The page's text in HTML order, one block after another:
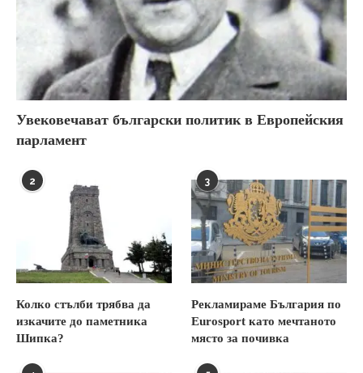
Увековечават български политик в Европейския
парламент
2
Колко стълби трябва да
изкачите до паметника
Шипка?
3
Рекламираме България по
Eurosport като мечтаното
място за почивка